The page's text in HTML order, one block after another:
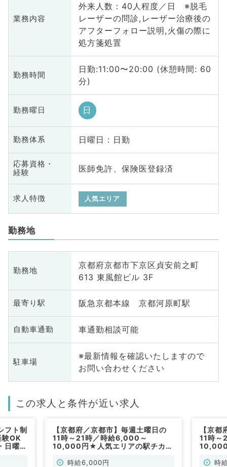
業務内容
外来人数：40人程度／日 ※脱毛
レーザーの問診,レーザー治療後の
アフターフォロー説明,火傷の際に
処方箋処置
勤務時間
日勤:11:00〜20:00 (休憩時間: 60
分)
勤務曜日 日
勤務体系 日曜日 : 日勤
応募資格・
経験
医師免許、保険医登録済
求人特徴 人気エリア
勤務地
勤務地
京都府京都市下京区貞安前之町
613 東風館ビル 3F
最寄り駅 阪急京都本線 京都河原町駅
自動車通勤 車通勤相談可能
駐車場
※最新情報を確認いたしますので
お問い合わせください
この求人と条件が近い求人
フト制
OK
日曜
【京都府／京都市】毎週土曜日の
11時～21時／時給6,000～
10,000円★人気エリアの駅チカク
のお仕事です♪（美容皮膚科／非常
時給6,000円
【京
11時～
10,000
のお時